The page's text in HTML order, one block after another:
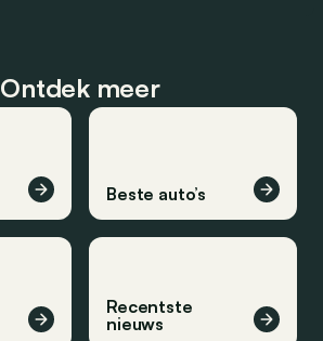
Ontdek meer
Beste auto’s
Recentste
nieuws